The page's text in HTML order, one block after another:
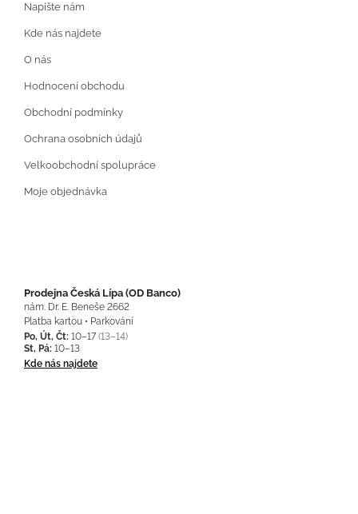
Napište nám
Kde nás najdete
O nás
Hodnocení obchodu
Obchodní podmínky
Ochrana osobních údajů
Velkoobchodní spolupráce
Moje objednávka
Prodejna Česká Lípa (OD Banco)
nám. Dr. E. Beneše 2662
Platba kartou • Parkování
Po, Út, Čt: 10–17 (13–14)
St, Pá: 10–13
Kde nás najdete